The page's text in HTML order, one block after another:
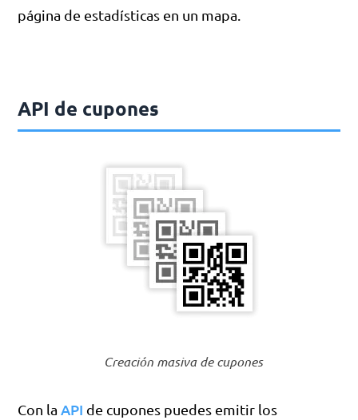
página de estadísticas en un mapa.
API de cupones
Creación masiva de cupones
Con laAPI de cupones puedes emitir los